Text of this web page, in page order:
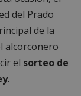
del Prado
de la
alcorconero
el sorteo de
.